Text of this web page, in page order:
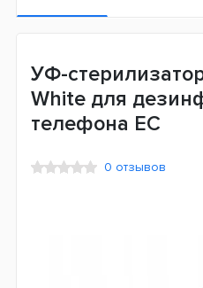
УФ-
White для
телефона ЕС
0 отзывов